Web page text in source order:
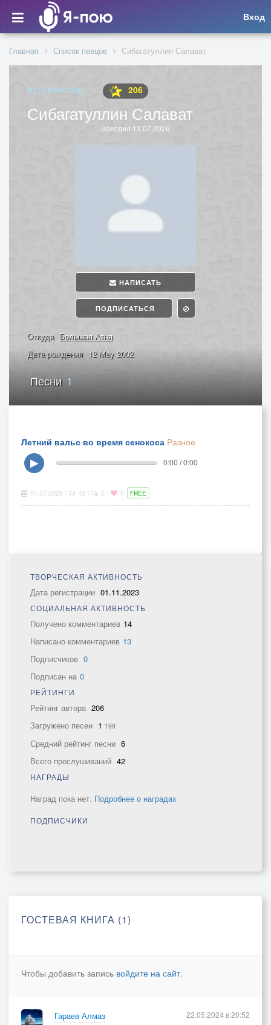
Вход
Главная Список певцов Сибагатуллин Салават
ИСПОЛНИТЕЛЬ 206
Сибагатуллин Салават
Заходил 13.07.2026
НАПИСАТЬ
ПОДПИСАТЬСЯ
Откуда Большая Атня
Дата рождения 12 May 2002
Песни1
Летний вальс во время сенокоса Разное
▶
0:00 / 0:00
01.07.2026 42 0 0 FREE
ТВОРЧЕСКАЯ АКТИВНОСТЬ
Дата регистрации 01.11.2023
СОЦИАЛЬНАЯ АКТИВНОСТЬ
Получено комментариев 14
Написано комментариев 13
Подписчиков 0
Подписан на 0
РЕЙТИНГИ
Рейтинг автора 206
Загружено песен 1 199
Средний рейтинг песни 6
Всего прослушиваний 42
НАГРАДЫ
Наград пока нет. Подробнее о наградах
ПОДПИСЧИКИ
ГОСТЕВАЯ КНИГА (1)
Чтобы добавить запись войдите на сайт.
Гараев Алмаз
22.05.2024 в 20:52